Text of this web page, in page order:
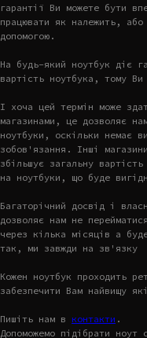
гарантії Ви можете бути
працювати як належить,
допомогою.
На будь-який ноутбук діє
вартість ноутбука, тому
І хоча цей термін може
магазинами, це дозволяє
ноутбуки, оскільки немає
зобов'язання. Інші
збільшує загальну
на ноутбуки, що буде
Багаторічний досвід і
дозволяє нам не
через кілька місяців а
так, ми завжди на зв'язку
Кожен ноутбук проходить
забезпечити Вам найвищу
Пишіть нам в контакти .
Допоможемо підібрати ноут